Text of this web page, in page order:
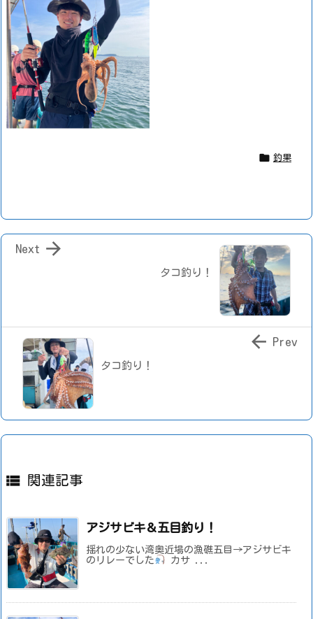
 釣果
タコ釣り！

Next
タコ釣り！
 Prev
 関連記事
アジサビキ＆五目釣り！
揺れの少ない湾奥近場の漁礁五目→アジサビキ
のリレーでした
カサ ...